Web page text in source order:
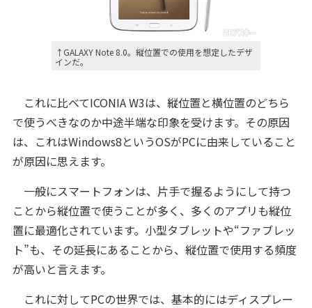
↑GALAXY Note 8.0。縦位置での使用を想定したデザ
インだ。
これに比べてICONIA W3は、縦位置と横位置のどちら
で使うべきなのか中途半端な印象を受けます。その原因
は、これはWindows8というOSがPCに由来していること
が原因に思えます。
一般にスマートフォンは、片手で握るようにして持つ
ことから縦位置で使うことが多く、多くのアプリも縦位
置に最適化されています。小型タブレットや“ファブレッ
ト”も、その延長にあることから、縦位置で使用する頻度
が高いと言えます。
これに対してPCの世界では、基本的にはディスプレー